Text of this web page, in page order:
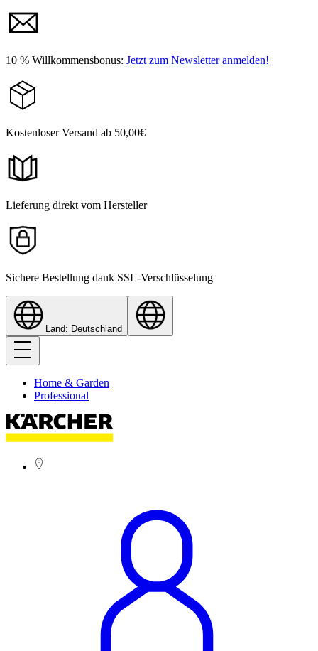
10 % Willkommensbonus: Jetzt zum Newsletter anmelden!
Kostenloser Versand ab 50,00€
Lieferung direkt vom Hersteller
Sichere Bestellung dank SSL-Verschlüsselung
Land: Deutschland
Home & Garden
Professional